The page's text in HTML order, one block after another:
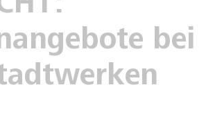
Ausbildung
Ausbildung
im Video
im Video
bei